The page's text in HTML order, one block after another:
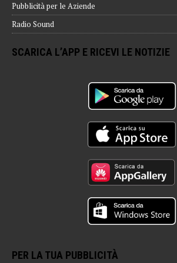
Pubblicità per le Aziende
Radio Sound
SCARICA L’APP E RICEVI LE NOTIZIE
PER LA TUA PUBBLICITÀ